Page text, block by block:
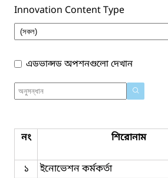
Innovation Content Type
এডভান্সড অপশনগুলো দেখান
নং শিরোনাম
১
ইনোভেশন কর্মকর্তা